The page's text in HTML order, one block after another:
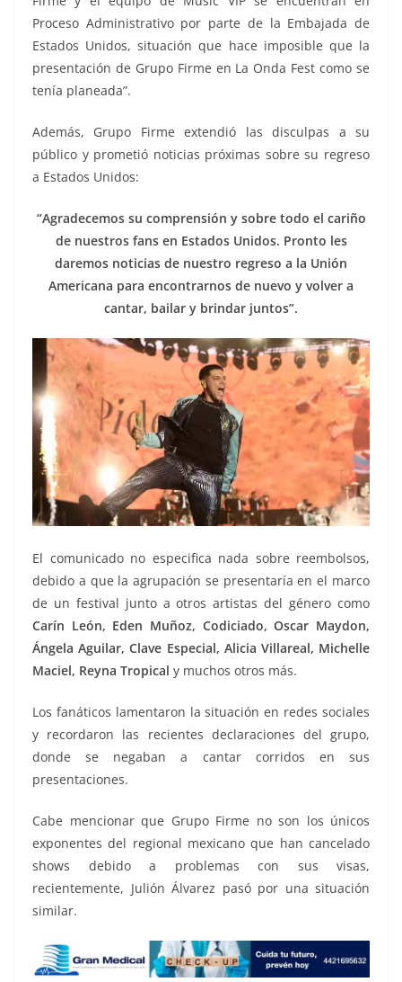
Proceso Administrativo por parte de la Embajada de
Estados Unidos, situación que hace imposible que la
presentación de Grupo Firme en La Onda Fest como se
tenía planeada”.
Además, Grupo Firme extendió las disculpas a su
público y prometió noticias próximas sobre su regreso
a Estados Unidos:
“Agradecemos su comprensión y sobre todo el cariño
de nuestros fans en Estados Unidos. Pronto les
daremos noticias de nuestro regreso a la Unión
Americana para encontrarnos de nuevo y volver a
cantar, bailar y brindar juntos”.
El comunicado no especifica nada sobre reembolsos,
debido a que la agrupación se presentaría en el marco
de un festival junto a otros artistas del género como
Carín León, Eden Muñoz, Codiciado, Oscar Maydon,
Ángela Aguilar, Clave Especial, Alicia Villareal, Michelle
Maciel, Reyna Tropical y muchos otros más.
Los fanáticos lamentaron la situación en redes sociales
y recordaron las recientes declaraciones del grupo,
donde se negaban a cantar corridos en sus
presentaciones.
Cabe mencionar que Grupo Firme no son los únicos
exponentes del regional mexicano que han cancelado
shows debido a problemas con sus visas,
recientemente, Julión Álvarez pasó por una situación
similar.